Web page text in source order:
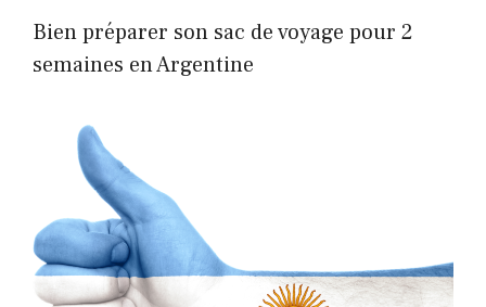
Bien préparer son sac de voyage pour 2
semaines en Argentine